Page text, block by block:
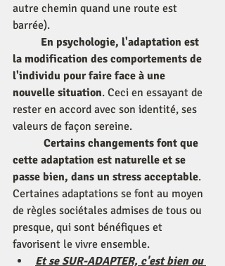
autre chemin quand une route est
barrée).
En psychologie, l'adaptation est
la modification des comportements de
l'individu pour faire face à une
nouvelle situation. Ceci en essayant de
rester en accord avec son identité, ses
valeurs de façon sereine.
Certains changements font que
cette adaptation est naturelle et se
passe bien, dans un stress acceptable.
Certaines adaptations se font au moyen
de règles sociétales admises de tous ou
presque, qui sont bénéfiques et
favorisent le vivre ensemble.
Et se SUR-ADAPTER, c'est bien ou